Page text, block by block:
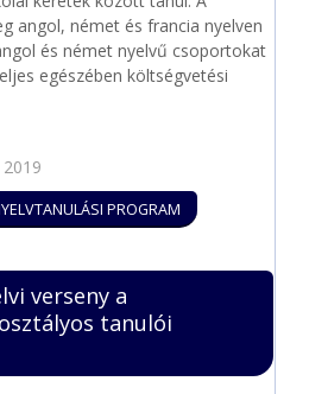
angol, német és francia nyelven
és német nyelvű csoportokat
egészében költségvetési
PROGRAM
verseny a
tanulói